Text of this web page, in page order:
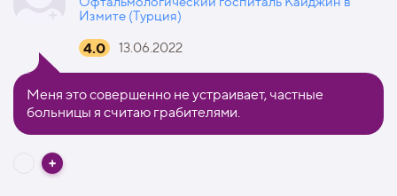
Измите (Турция)
4.0 13.06.2022
Меня это совершенно не устраивает, частные
больницы я считаю грабителями.